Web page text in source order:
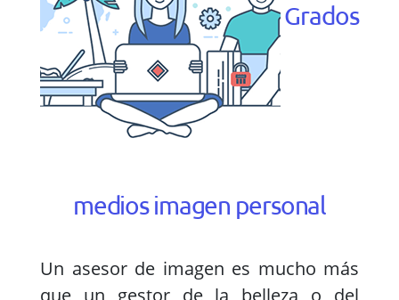
Grados
medios imagen personal
Un asesor de imagen es mucho más